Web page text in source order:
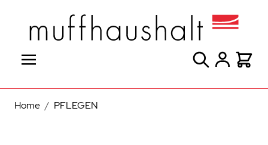
Suche
Home / PFLEGEN